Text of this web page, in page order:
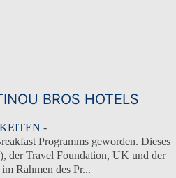
PIONEER BEACH HOTEL
BROS HOTELS
-
Programms geworden. Dieses
der Travel Foundation, UK und der
Rahmen des Pr...